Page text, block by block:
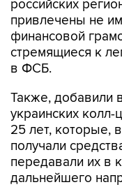
российских
привлечены не
финансовой
стремящиеся к
в ФСБ.
Также, добавили
украинских колл-
25 лет, которые,
получали
передавали их в
дальнейшего